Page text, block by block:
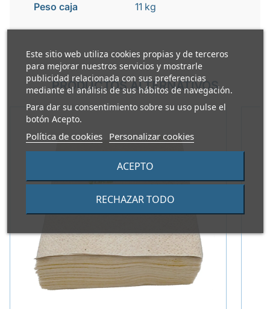
Este sitio web utiliza cookies propias y de terceros
para mejorar nuestros servicios y mostrarle
publicidad relacionada con sus preferencias
mediante el análisis de sus hábitos de navegación.
Para dar su consentimiento sobre su uso pulse el
botón Acepto.
Política de cookies Personalizar cookies
RECHAZAR TODO
ACEPTO
Peso caja 11 kg
PRODUCTOS ALTERNATIVOS